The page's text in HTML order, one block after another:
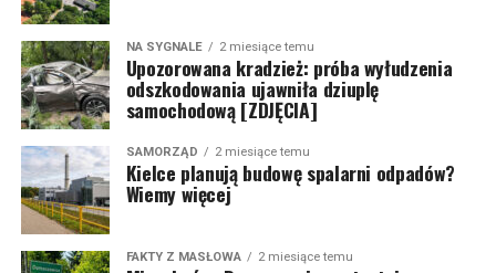
NA SYGNALE 2 miesiące temu
Upozorowana kradzież: próba wyłudzenia
odszkodowania ujawniła dziuplę
samochodową [ZDJĘCIA]
SAMORZĄD 2 miesiące temu
Kielce planują budowę spalarni odpadów?
Wiemy więcej
FAKTY Z MASŁOWA 2 miesiące temu